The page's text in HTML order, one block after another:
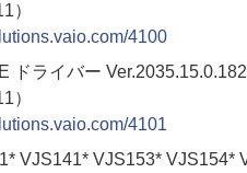
）
4100
ドライバー
）
4101
VJS141* VJS153*